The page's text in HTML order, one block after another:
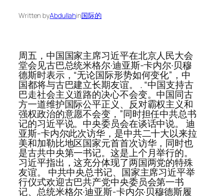
Written byAbdullahin国际的
周五，中国国家主席习近平在北京人民大会
堂会见古巴总统米格尔·迪亚斯-卡内尔·贝穆
德斯时表示，“无论国际形势如何变化”，中
国都将与古巴建立长期友谊。 . “中国支持古
巴走社会主义道路的决心不会变。中国同古
方一道维护国际公平正义、反对霸权主义和
强权政治的意愿不会变，”同时担任中共总书
记的习近平说。中央委员会在谈话中说。 迪
亚斯-卡内尔此次访华，是中共二十大以来拉
美和加勒比地区国家元首首次访华，同时也
是古共中央第一书记。这是上个月举行的。
习近平指出，这充分体现了两国两党的特殊
友谊。 中共中央总书记、国家主席习近平举
行仪式欢迎古巴共产党中央委员会第一书
记、总统米格尔·迪亚斯-卡内尔·贝穆德斯履